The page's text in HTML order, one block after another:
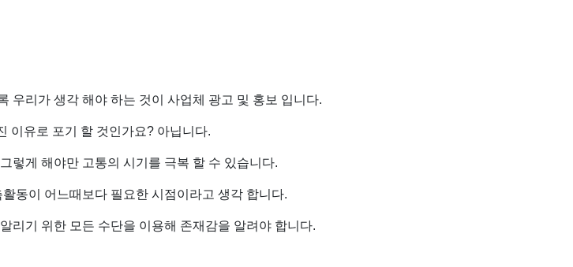
우리가 생각 해야 하는 것이 사업체 광고 및 홍보 입니다.
이유로 포기 할 것인가요? 아닙니다.
렇게 해야만 고통의 시기를 극복 할 수 있습니다.
동이 어느때보다 필요한 시점이라고 생각 합니다.
리기 위한 모든 수단을 이용해 존재감을 알려야 합니다.